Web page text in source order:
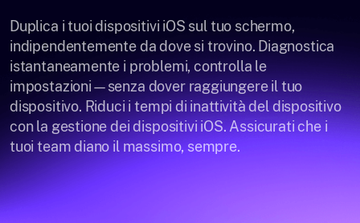
Duplica i tuoi dispositivi iOS sul tuo schermo,
indipendentemente da dove si trovino. Diagnostica
istantaneamente i problemi, controlla le
impostazioni—senza dover raggiungere il tuo
dispositivo. Riduci i tempi di inattività del dispositivo
con la gestione dei dispositivi iOS. Assicurati che i
tuoi team diano il massimo, sempre.